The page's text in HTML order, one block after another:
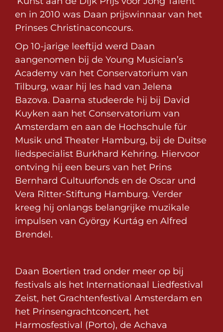
en in 2010 was Daan prijswinnaar van het
Prinses Christinaconcours.
Op 10-jarige leeftijd werd Daan
aangenomen bij de Young Musician’s
Academy van het Conservatorium van
Tilburg, waar hij les had van Jelena
Bazova. Daarna studeerde hij bij David
Kuyken aan het Conservatorium van
Amsterdam en aan de Hochschule für
Musik und Theater Hamburg, bij de Duitse
liedspecialist Burkhard Kehring. Hiervoor
ontving hij een beurs van het Prins
Bernhard Cultuurfonds en de Oscar und
Vera Ritter-Stiftung Hamburg. Verder
kreeg hij onlangs belangrijke muzikale
impulsen van György Kurtág en Alfred
Brendel.
Daan Boertien trad onder meer op bij
festivals als het Internationaal Liedfestival
Zeist, het Grachtenfestival Amsterdam en
het Prinsengrachtconcert, het
Harmosfestival (Porto), de Achava